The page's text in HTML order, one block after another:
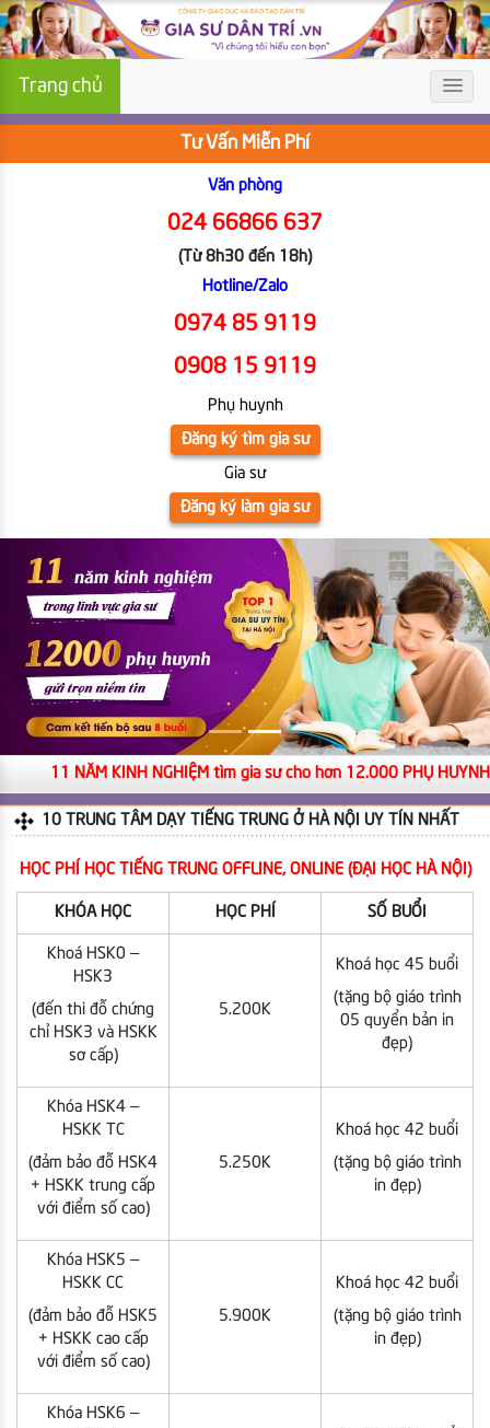
Trang chủ
Tư Vấn Miễn Phí
Văn phòng
024 66866 637
(Từ 8h30 đến 18h)
Hotline/Zalo
0974 85 9119
0908 15 9119
Phụ huynh
Đăng ký tìm gia sư
Gia sư
Đăng ký làm gia sư
11 NĂM KINH NGHIỆM tìm gia sư cho hơn 12.000 PHỤ HUYNH
10 TRUNG TÂM DẠY TIẾNG TRUNG Ở HÀ NỘI UY TÍN NHẤT
HỌC PHÍ HỌC TIẾNG TRUNG OFFLINE, ONLINE (ĐẠI HỌC HÀ NỘI)
KHÓA HỌC HỌC PHÍ SỐ BUỔI
Khoá HSK0 –
HSK3
(đến thi đỗ chứng
chỉ HSK3 và HSKK
sơ cấp)
5.200K
Khoá học 45 buổi
(tặng bộ giáo trình
05 quyển bản in
đẹp)
Khóa HSK4 –
HSKK TC
(đảm bảo đỗ HSK4
+ HSKK trung cấp
với điểm số cao)
5.250K
Khoá học 42 buổi
(tặng bộ giáo trình
in đẹp)
Khóa HSK5 –
HSKK CC
(đảm bảo đỗ HSK5
+ HSKK cao cấp
với điểm số cao)
5.900K
Khoá học 42 buổi
(tặng bộ giáo trình
in đẹp)
Khóa HSK6 –